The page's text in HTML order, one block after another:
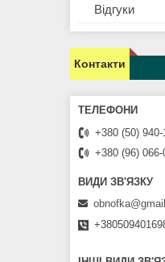
Відгуки
Контакти
+380 (50) 940-
+380 (96) 066-